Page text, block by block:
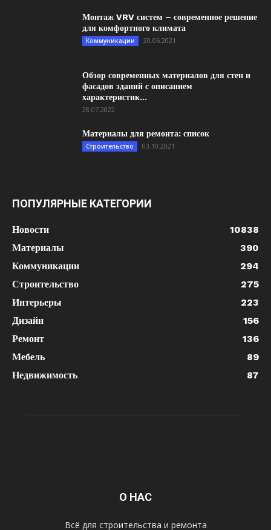
Монтаж VRV систем – современное решение
для комфортного климата
Коммуникации 20.06.2021
Обзор современных материалов для стен и
фасадов зданий с описанием
характеристик...
28.07.2022
Материалы для ремонта: список
Строительство 03.10.2021
ПОПУЛЯРНЫЕ КАТЕГОРИИ
Новости
10838
Материалы
390
Коммуникации
294
Строительство
275
Интерьеры
223
Дизайн
156
Ремонт
136
Мебель
89
Недвижимость
87
О НАС
Всё для строительства и ремонта